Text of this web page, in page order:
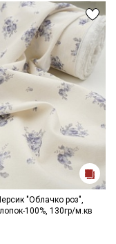
"Облачко роз",
100%, 130гр/м.кв